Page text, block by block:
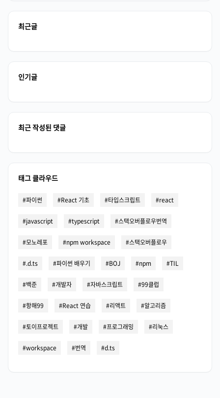
최근글
인기글
최근 작성된 댓글
태그 클라우드
파이썬 React 기초 타입스크립트 react
javascript typescript 스택오버플로우번역
모노레포 npm workspace 스택오버플로우
.d.ts 파이썬 배우기 BOJ npm TIL
백준 개발자 자바스크립트 99클럽
항해99 React 연습 리액트 알고리즘
토이프로젝트 개발 프로그래밍 리눅스
workspace 번역 d.ts